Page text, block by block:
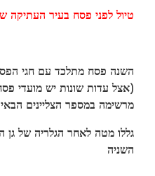
טיול לפני פסח בעיר העתיקה
השנה פסח מתלכד עם חגי
(אצל עדות שונות יש מועדי
מרשימה במספר הצליינים
גללו מטה לאחר הגלריה של גן
השניה